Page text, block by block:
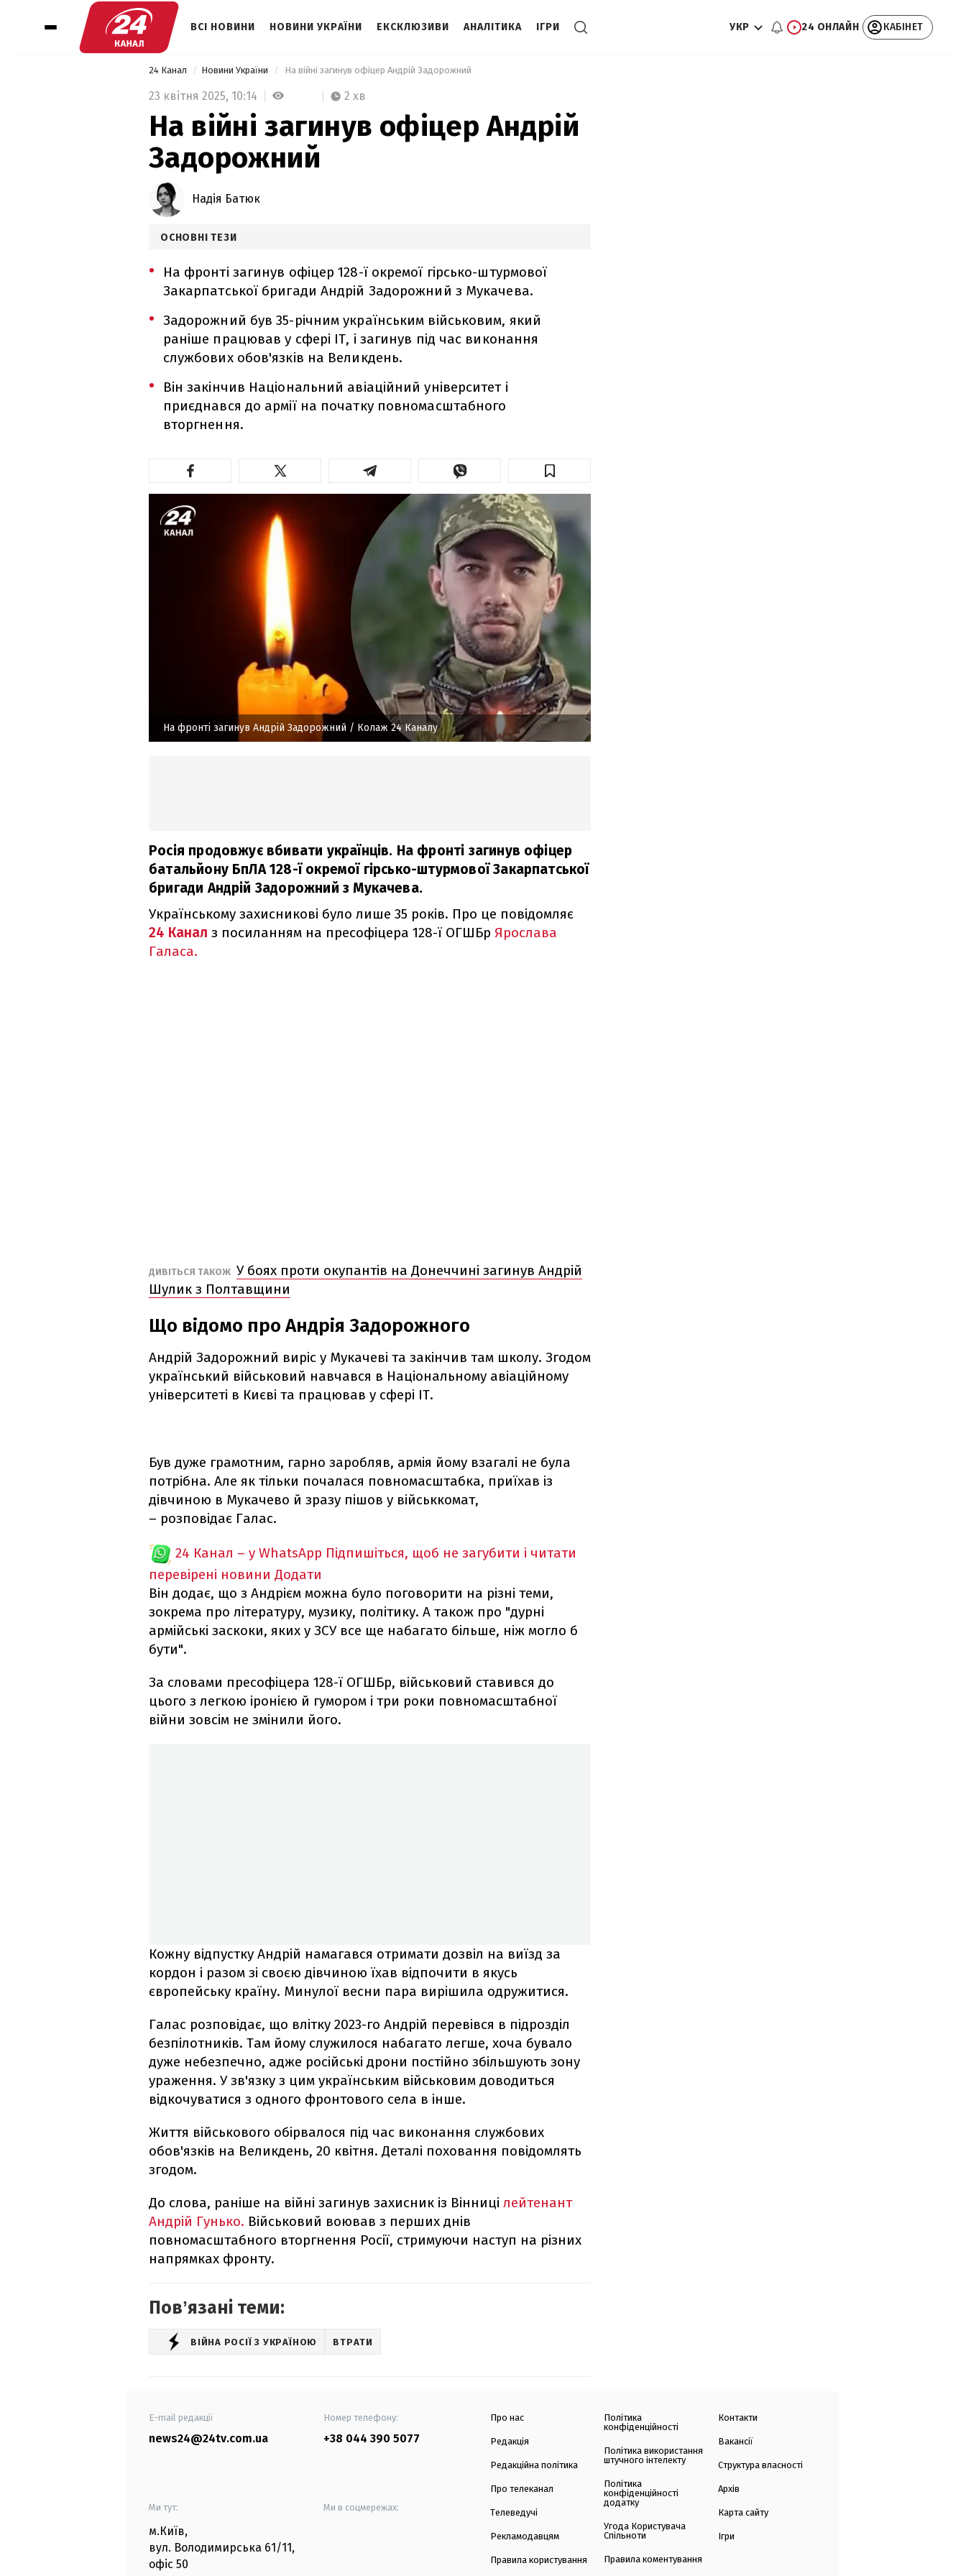
ВСІ НОВИНИ НОВИНИ УКРАЇНИ ЕКСКЛЮЗИВИ АНАЛІТИКА ІГРИ УКР 24 ОНЛАЙН КАБІНЕТ
24 Канал Новини України На війні загинув офіцер Андрій Задорожний
23 квітня 2025, 10:14 2 хв
На війні загинув офіцер Андрій
Задорожний
Надія Батюк
ОСНОВНІ ТЕЗИ
На фронті загинув офіцер 128-ї окремої гірсько-штурмової
Закарпатської бригади Андрій Задорожний з Мукачева.
Задорожний був 35-річним українським військовим, який
раніше працював у сфері ІТ, і загинув під час виконання
службових обов'язків на Великдень.
Він закінчив Національний авіаційний університет і
приєднався до армії на початку повномасштабного
вторгнення.
На фронті загинув Андрій Задорожний / Колаж 24 Каналу
Росія продовжує вбивати українців. На фронті загинув офіцер
батальйону БпЛА 128-ї окремої гірсько-штурмової Закарпатської
бригади Андрій Задорожний з Мукачева.
Українському захисникові було лише 35 років. Про це повідомляє
24 Канал з посиланням на пресофіцера 128-ї ОГШБр Ярослава
Галаса.
ДИВІТЬСЯ ТАКОЖ У боях проти окупантів на Донеччині загинув Андрій
Шулик з Полтавщини
Що відомо про Андрія Задорожного
Андрій Задорожний виріс у Мукачеві та закінчив там школу. Згодом
український військовий навчався в Національному авіаційному
університеті в Києві та працював у сфері ІТ.
Був дуже грамотним, гарно заробляв, армія йому взагалі не була
потрібна. Але як тільки почалася повномасштабка, приїхав із
дівчиною в Мукачево й зразу пішов у військкомат,
– розповідає Галас.
24 Канал – у WhatsApp Підпишіться, щоб не загубити і читати
перевірені новини Додати
Він додає, що з Андрієм можна було поговорити на різні теми,
зокрема про літературу, музику, політику. А також про "дурні
армійські заскоки, яких у ЗСУ все ще набагато більше, ніж могло б
бути".
За словами пресофіцера 128-ї ОГШБр, військовий ставився до
цього з легкою іронією й гумором і три роки повномасштабної
війни зовсім не змінили його.
Кожну відпустку Андрій намагався отримати дозвіл на виїзд за
кордон і разом зі своєю дівчиною їхав відпочити в якусь
європейську країну. Минулої весни пара вирішила одружитися.
Галас розповідає, що влітку 2023-го Андрій перевівся в підрозділ
безпілотників. Там йому служилося набагато легше, хоча бувало
дуже небезпечно, адже російські дрони постійно збільшують зону
ураження. У зв'язку з цим українським військовим доводиться
відкочуватися з одного фронтового села в інше.
Життя військового обірвалося під час виконання службових
обов'язків на Великдень, 20 квітня. Деталі поховання повідомлять
згодом.
До слова, раніше на війні загинув захисник із Вінниці лейтенант
Андрій Гунько. Військовий воював з перших днів
повномасштабного вторгнення Росії, стримуючи наступ на різних
напрямках фронту.
Повʼязані теми:
ВІЙНА РОСІЇ З УКРАЇНОЮ ВТРАТИ
E-mail редакції
news24@24tv.com.ua
Номер телефону:
+38 044 390 5077
Ми тут:
м.Київ,
вул. Володимирська 61/11,
офіс 50
Ми в соцмережах:
Про нас
Редакція
Редакційна політика
Про телеканал
Телеведучі
Рекламодавцям
Правила користування
Політика
конфіденційності
Політика використання
штучного інтелекту
Політика
конфіденційності
додатку
Угода Користувача
Спільноти
Правила коментування
Контакти
Вакансії
Структура власності
Архів
Карта сайту
Ігри